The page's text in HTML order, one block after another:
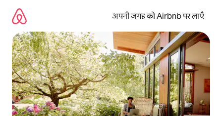
छोड़कर
सीधा
कॉन्टेंट
अपनी जगह को Airbnb पर लाएँ